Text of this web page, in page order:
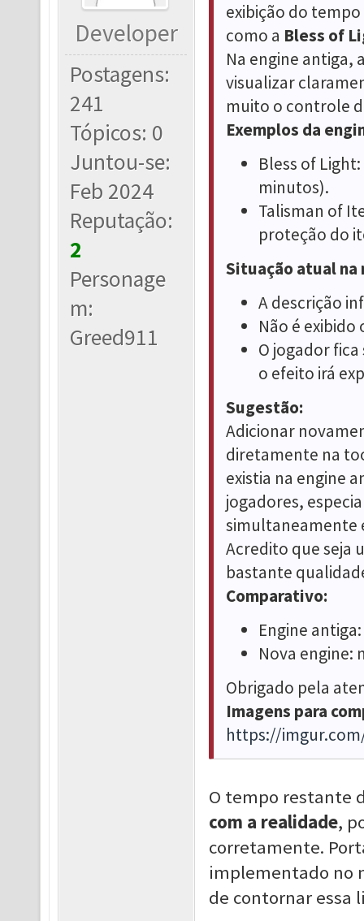
Developer
Postagens:
241
Tópicos: 0
Juntou-se:
Feb 2024
Reputação:
2
Personage
m:
Greed911
exibição do
como a Bless of
Na engine antiga,
visualizar
muito o controle
Exemplos da
Bless of
minutos).
Talisman of
proteção do
Situação atual na
A descrição
Não é
O jogador
o efeito irá
Sugestão:
Adicionar
diretamente na
existia na engine
jogadores,
simultaneamente
Acredito que seja
bastante
Comparativo:
Engine
Nova engine:
Obrigado pela
Imagens para
https://
O tempo restante
com a realidade,
corretamente.
implementado no
de contornar essa